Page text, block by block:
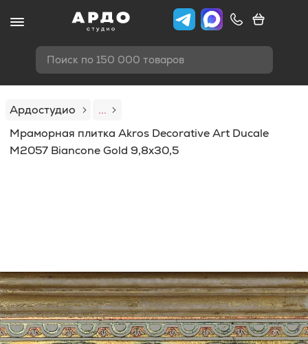
Поиск по 150 000 товаров
Ардостудио
...
Мраморная плитка Akros Decorative Art Ducale
M2057 Biancone Gold 9,8x30,5